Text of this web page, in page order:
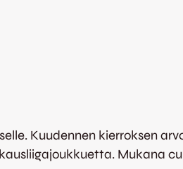
Kuudennen kierroksen
Mukana